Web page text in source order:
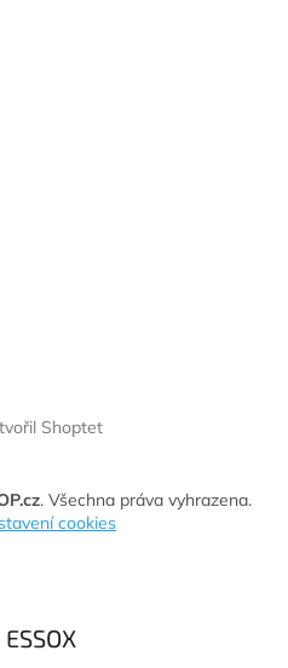
Shoptet
. Všechna práva vyhrazena.
cookies